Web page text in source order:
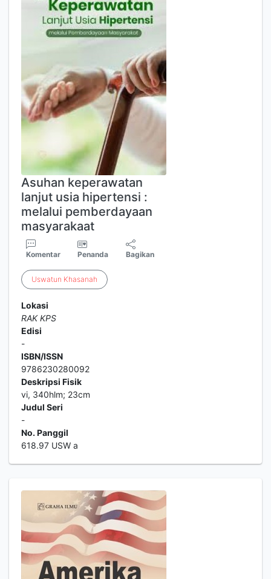
Asuhan keperawatan
lanjut usia hipertensi :
melalui pemberdayaan
masyarakaat
Komentar Penanda Bagikan
Uswatun Khasanah
Lokasi
RAK KPS
Edisi
-
ISBN/ISSN
9786230280092
Deskripsi Fisik
vi, 340hlm; 23cm
Judul Seri
-
No. Panggil
618.97 USW a